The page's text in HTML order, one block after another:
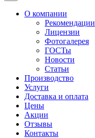
О компании
Рекомендации
Лицензии
Фотогалерея
ГОСТы
Новости
Статьи
Производство
Услуги
Доставка и оплата
Цены
Акции
Отзывы
Контакты